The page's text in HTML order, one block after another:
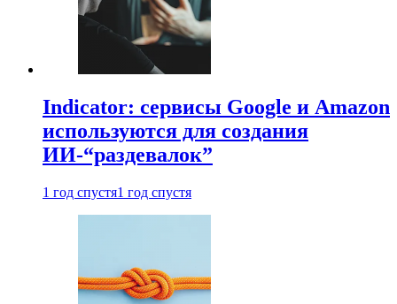
Indicator: сервисы Google и Amazon
используются для создания
ИИ-“раздевалок”
1 год спустя1 год спустя